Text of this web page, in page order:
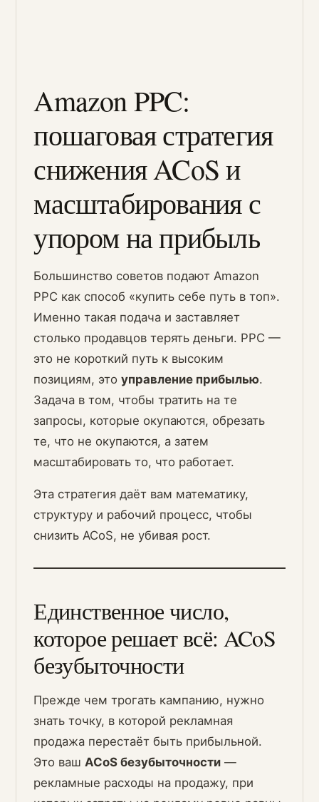
Amazon PPC:
пошаговая стратегия
снижения ACoS и
масштабирования с
упором на прибыль
Большинство советов подают Amazon
PPC как способ «купить себе путь в топ».
Именно такая подача и заставляет
столько продавцов терять деньги. PPC —
это не короткий путь к высоким
позициям, этоуправление прибылью.
Задача в том, чтобы тратить на те
запросы, которые окупаются, обрезать
те, что не окупаются, а затем
масштабировать то, что работает.
Эта стратегия даёт вам математику,
структуру и рабочий процесс, чтобы
снизить ACoS, не убивая рост.
Единственное число,
которое решает всё: ACoS
безубыточности
Прежде чем трогать кампанию, нужно
знать точку, в которой рекламная
продажа перестаёт быть прибыльной.
Это ваш ACoS безубыточности —
рекламные расходы на продажу, при